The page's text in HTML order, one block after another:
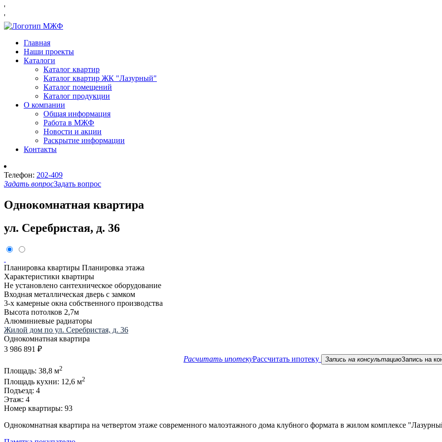
'
'
Главная
Наши проекты
Каталоги
Каталог квартир
Каталог квартир ЖК "Лазурный"
Каталог помещений
Каталог продукции
О компании
Общая информация
Работа в МЖФ
Новости и акции
Раскрытие информации
Контакты
Телефон: 202-409
Задать вопросЗадать вопрос
Однокомнатная квартира
ул. Серебристая, д. 36
Планировка квартиры Планировка этажа
Характеристики квартиры
Не установлено сантехническое оборудование
Входная металлическая дверь с замком
3-х камерные окна собственного производства
Высота потолков 2,7м
Алюминиевые радиаторы
Жилой дом по ул. Серебристая, д. 36
Однокомнатная квартира
3 986 891 ₽
Расчитать ипотекуРассчитать ипотеку Запись на консультациюЗапись на
Площадь: 38,8 м2
Площадь кухни: 12,6 м2
Подъезд: 4
Этаж: 4
Номер квартиры: 93
Однокомнатная квартира на четвертом этаже современного малоэтажного дома клубного формата в жилом комплексе